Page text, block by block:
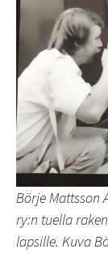
Börje Mattsson
ry:n tuella
lapsille. Kuva